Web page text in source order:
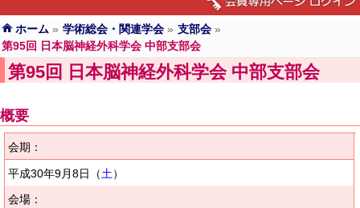
ホーム » 学術総会・関連学会 » 支部会 »
第95回 日本脳神経外科学会 中部支部会
第95回 日本脳神経外科学会 中部支部会
概要
会期：
平成30年9月8日（土）
会場：